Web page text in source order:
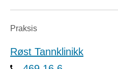
Praksis
Røst Tannklinikk